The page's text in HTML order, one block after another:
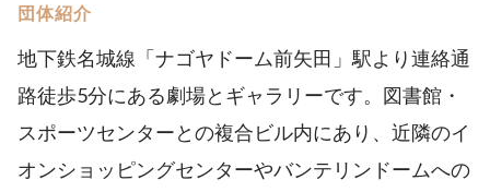
団体紹介
地下鉄名城線「ナゴヤドーム前矢田」駅より連絡通
路徒歩5分にある劇場とギャラリーです。図書館・
スポーツセンターとの複合ビル内にあり、近隣のイ
オンショッピングセンターやバンテリンドームへの